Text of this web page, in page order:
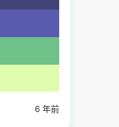
6 年前